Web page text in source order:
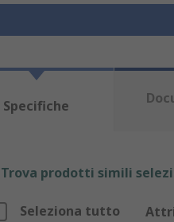
Specifiche
Trova prodotti simili
Seleziona tutto